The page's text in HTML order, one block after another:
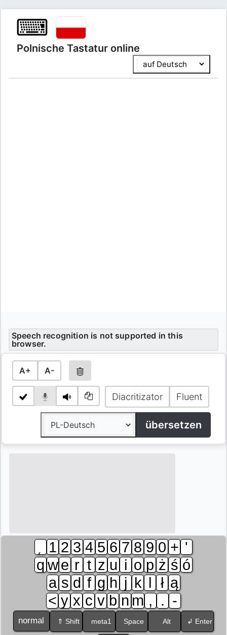
⌨
Polnische Tastatur online
Speech recognition is not supported in this
browser.
A+ A-
Diacritizator Fluent
übersetzen
1 2 3 4 5 6 7 8 9 0 + '
q w e r t z u i o p ż ś ó
a s d f g h j k l ł ą
< y x c v b n m , . -
normal ⇑ Shift meta1 Space Alt ↲ Enter